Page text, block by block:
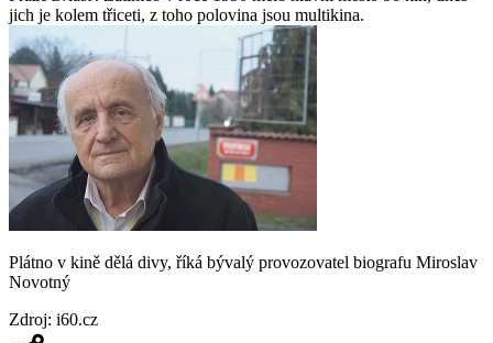
jich je kolem třiceti, z toho polovina jsou multikina.
Plátno v kině dělá divy, říká bývalý provozovatel biografu Miroslav
Novotný
Zdroj: i60.cz